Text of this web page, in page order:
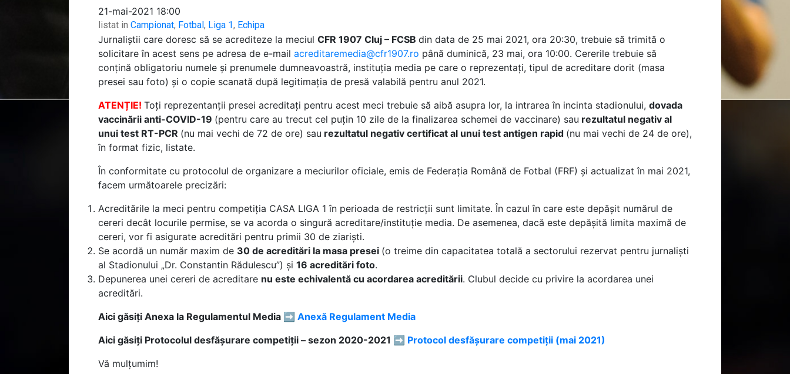
21-mai-2021 18:00
listat in Campionat, Fotbal, Liga 1, Echipa
Jurnaliștii care doresc să se acrediteze la meciul CFR 1907 Cluj – FCSB din data de 25 mai 2021, ora 20:30, trebuie să trimită o
solicitare în acest sens pe adresa de e-mail acreditaremedia@cfr1907.ro până duminică, 23 mai, ora 10:00. Cererile trebuie să
conțină obligatoriu numele și prenumele dumneavoastră, instituția media pe care o reprezentați, tipul de acreditare dorit (masa
presei sau foto) și o copie scanată după legitimația de presă valabilă pentru anul 2021.
ATENȚIE! Toți reprezentanții presei acreditați pentru acest meci trebuie să aibă asupra lor, la intrarea în incinta stadionului, dovada
vaccinării anti-COVID-19 (pentru care au trecut cel puțin 10 zile de la finalizarea schemei de vaccinare) sau rezultatul negativ al
unui test RT-PCR (nu mai vechi de 72 de ore) sau rezultatul negativ certificat al unui test antigen rapid (nu mai vechi de 24 de ore),
în format fizic, listate.
În conformitate cu protocolul de organizare a meciurilor oficiale, emis de Federația Română de Fotbal (FRF) și actualizat în mai 2021,
facem următoarele precizări:
Acreditările la meci pentru competiția CASA LIGA 1 în perioada de restricții sunt limitate. În cazul în care este depășit numărul de
cereri decât locurile permise, se va acorda o singură acreditare/instituție media. De asemenea, dacă este depășită limita maximă de
cereri, vor fi asigurate acreditări pentru primii 30 de ziariști.
Se acordă un număr maxim de 30 de acreditări la masa presei (o treime din capacitatea totală a sectorului rezervat pentru jurnaliști
al Stadionului „Dr. Constantin Rădulescu”) și 16 acreditări foto.
Depunerea unei cereri de acreditare nu este echivalentă cu acordarea acreditării. Clubul decide cu privire la acordarea unei
acreditări.
Aici găsiți Anexa la Regulamentul Media ➡️ Anexă Regulament Media
Aici găsiți Protocolul desfășurare competiții – sezon 2020-2021 ➡️ Protocol desfășurare competiții (mai 2021)
Vă mulțumim!